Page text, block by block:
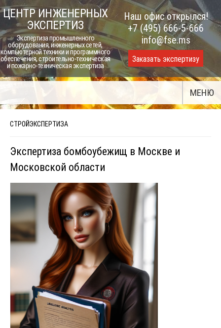
Skip
to
content
ЦЕНТР ИНЖЕНЕРНЫХ
ЭКСПЕРТИЗ
Экспертиза промышленного
оборудования, инженерных сетей,
компьютерной техники и программного
обеспечения, строительно-техническая
и пожарно-техническая экспертиза
Наш офис открылся!
+7 (495) 666-5-666
info@fse.ms
Заказать экспертизу
МЕНЮ
СТРОЙЭКСПЕРТИЗА
Экспертиза бомбоубежищ в Москве и
Московской области